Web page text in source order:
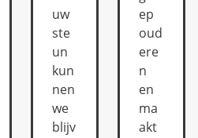
uw
ste
un
kun
nen
we
blijv
ep
oud
ere
n
en
ma
akt